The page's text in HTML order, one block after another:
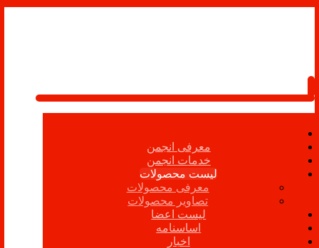
معرفی انجمن
خدمات انجمن
لیست محصولات
معرفی محصولات
تصاویر محصولات
لیست اعضا
اساسنامه
اخبار